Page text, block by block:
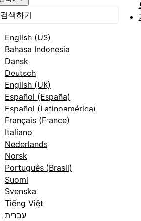
English (US)
Bahasa Indonesia
Dansk
Deutsch
English (UK)
Español (España)
Español (Latinoamérica)
Français (France)
Italiano
Nederlands
Norsk
Português (Brasil)
Suomi
Svenska
Tiếng Việt
עברית